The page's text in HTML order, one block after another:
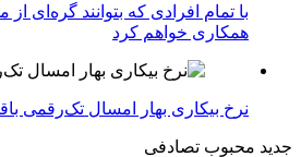
با تمام افرادی که بتوانند گره‌ای
همکاری خواهم کرد
نرخ بیکاری بهار امسال تک‌رقمی
جدید محبوب تصادفی